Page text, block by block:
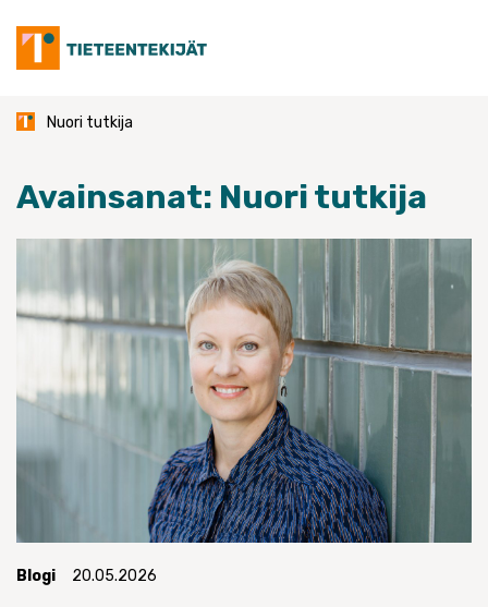
content
Nuori tutkija
Avainsanat: Nuori tutkija
Blogi 20.05.2026